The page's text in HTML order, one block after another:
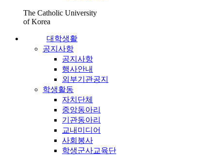
The Catholic University
of Korea
대학생활
공지사항
공지사항
행사안내
외부기관공지
학생활동
자치단체
중앙동아리
기관동아리
교내미디어
사회봉사
학생군사교육단